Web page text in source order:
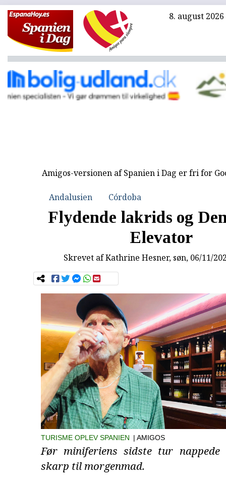
8. august 2026
Amigos-versionen af Spanien i Dag er fri for
Andalusien Córdoba
Flydende lakrids og
Elevator
Skrevet afKathrine Hesner, søn, 06/11/
TURISME OPLEV SPANIEN | AMIGOS
Før miniferiens sidste tur
skarp til morgenmad.